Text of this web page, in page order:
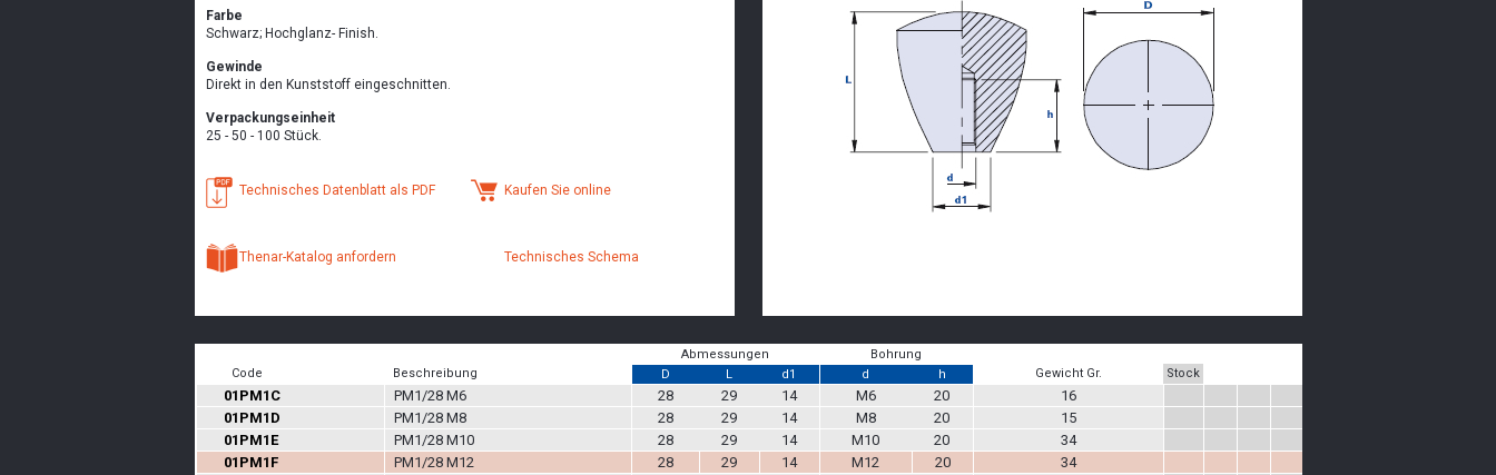
Farbe
Schwarz; Hochglanz- Finish.
Gewinde
Direkt in den Kunststoff eingeschnitten.
Verpackungseinheit
25 - 50 - 100 Stück.
Technisches Datenblatt als PDF Kaufen Sie online
Thenar-Katalog anfordern Technisches Schema
Abmessungen
Bohrung
Code
Beschreibung D L d1 d h Gewicht Gr. Stock
01PM1C PM1/28 M6 28 29 14 M6 20
16
01PM1D
PM1/28 M8 28 29 14 M8 20
15
01PM1E
PM1/28 M10 28 29 14 M10 20
34
01PM1F
PM1/28 M12 28 29 14 M12 20 34